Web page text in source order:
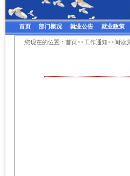
首页 部门概况 就业公告 就业政策
您现在的位置：首页>>工作通知>>阅读